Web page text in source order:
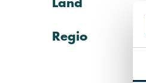
Land
Regio